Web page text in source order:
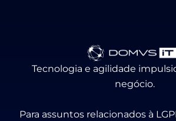
Tecnologia e agilidade
negócio.
Para assuntos relacionados à